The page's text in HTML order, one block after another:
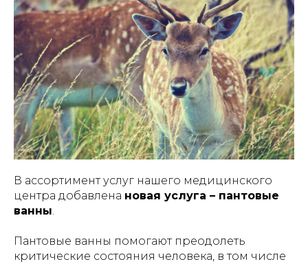
В ассортимент услуг нашего медицинского
центра добавлена новая услуга – пантовые
ванны.
Пантовые ванны помогают преодолеть
критические состояния человека, в том числе